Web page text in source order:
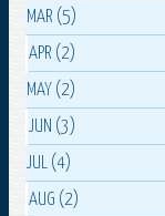
MAR (5)
APR (2)
MAY (2)
JUN (3)
JUL (4)
AUG (2)